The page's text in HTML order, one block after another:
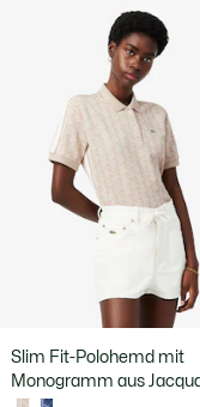
Slim Fit-Polohemd mit
Monogramm aus